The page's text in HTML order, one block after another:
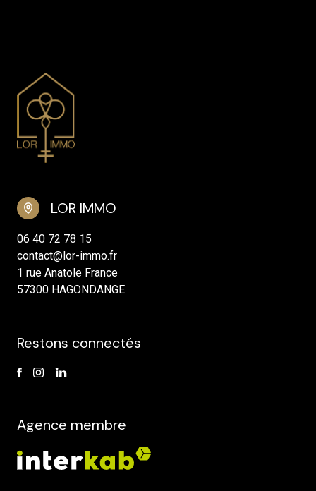
LOR IMMO
06 40 72 78 15
contact@lor-immo.fr
1 rue Anatole France
57300 HAGONDANGE
Restons connectés
Agence membre